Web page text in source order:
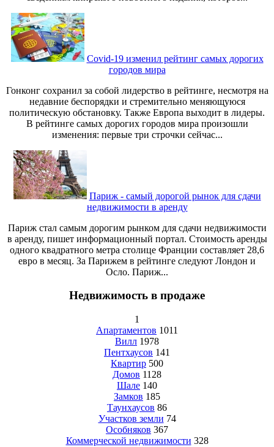
Covid-19 изменил рейтинг самых дорогих
городов мира
Гонконг сохранил за собой лидерство в рейтинге, несмотря на
недавние беспорядки и стремительно меняющуюся
политическую обстановку. Также Европа выходит в лидеры.
В рейтинге самых дорогих городов мира произошли
изменения: первые три строчки сейчас...
Париж - самый дорогой рынок для сдачи
недвижимости в аренду
Париж стал самым дорогим рынком для сдачи недвижимости
в аренду, пишет информационный портал. Стоимость аренды
одного квадратного метра столице Франции составляет 28,6
евро в месяц. За Парижем в рейтинге следуют Лондон и
Осло. Париж...
Недвижимость в продаже
1
Апартаментов 1011
Вилл 1978
Пентхаусов 141
Квартир 500
Домов 1128
Шале 140
Замков 185
Таунхаусов 86
Участков земли 74
Особняков 367
Коммерческой недвижимости 328